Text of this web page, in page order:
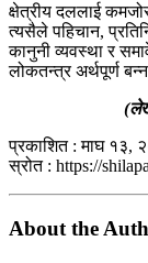
क्षेत्रीय दललाई
त्यसैले पहिचान,
कानुनी व्यवस्था र
लोकतन्त्र अर्थपूर्ण
प्रकाशित : माघ १३,
स्रोत : https://
About the